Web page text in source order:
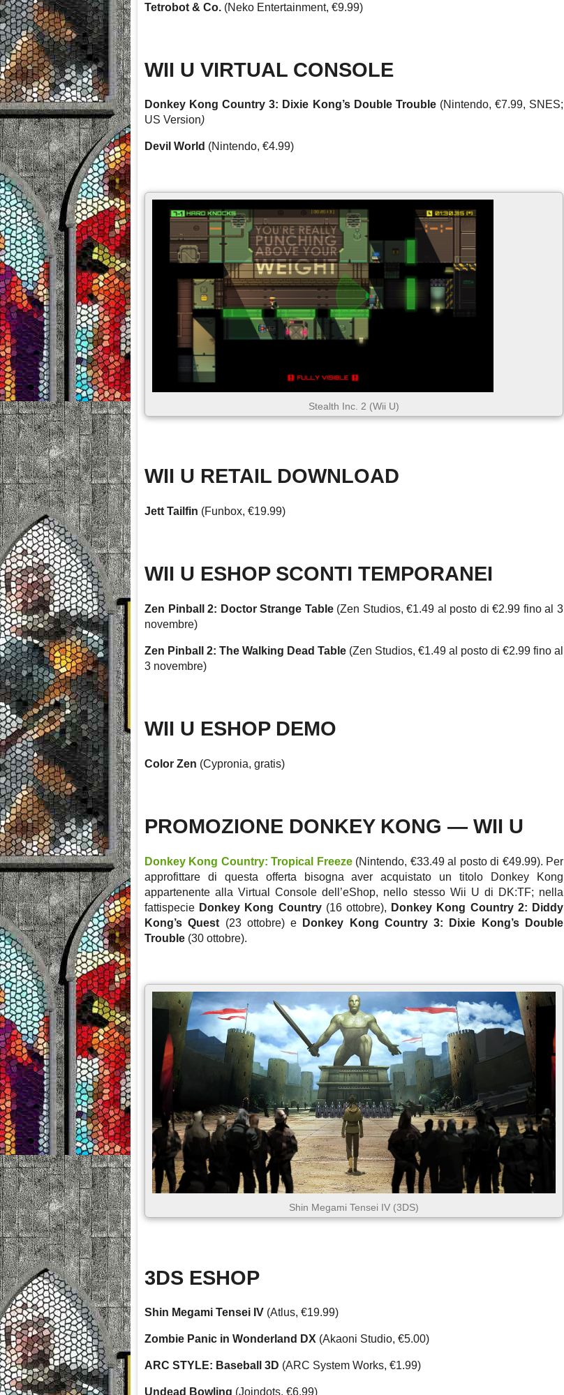
Tetrobot & Co. (Neko Entertainment, €9.99)
WII U VIRTUAL CONSOLE
Donkey Kong Country 3: Dixie Kong’s Double Trouble(Nintendo, €7.99, SNES;
US Version)
Devil World (Nintendo, €4.99)
Stealth Inc. 2 (Wii U)
WII U RETAIL DOWNLOAD
Jett Tailfin (Funbox, €19.99)
WII U ESHOP SCONTI TEMPORANEI
Zen Pinball 2: Doctor Strange Table(Zen Studios, €1.49 al posto di €2.99 fino al 3
novembre)
Zen Pinball 2: The Walking Dead Table (Zen Studios, €1.49 al posto di €2.99 fino al
3 novembre)
WII U ESHOP DEMO
Color Zen (Cypronia, gratis)
PROMOZIONE DONKEY KONG — WII U
Donkey Kong Country: Tropical Freeze(Nintendo, €33.49 al posto di €49.99). Per
approfittare di questa offerta bisogna aver acquistato un titolo Donkey Kong
appartenente alla Virtual Console dell’eShop, nello stesso Wii U di DK:TF; nella
fattispecie Donkey Kong Country(16 ottobre), Donkey Kong Country 2: Diddy
Kong’s Quest (23 ottobre) e
Donkey Kong Country 3: Dixie Kong’s Double
Trouble (30 ottobre).
Shin Megami Tensei IV (3DS)
3DS ESHOP
Shin Megami Tensei IV (Atlus, €19.99)
Zombie Panic in Wonderland DX (Akaoni Studio, €5.00)
ARC STYLE: Baseball 3D (ARC System Works, €1.99)
Undead Bowling (Joindots, €6.99)